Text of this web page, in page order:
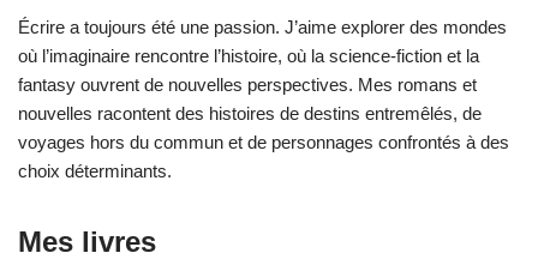
Écrire a toujours été une passion. J’aime explorer des mondes
où l’imaginaire rencontre l’histoire, où la science-fiction et la
fantasy ouvrent de nouvelles perspectives. Mes romans et
nouvelles racontent des histoires de destins entremêlés, de
voyages hors du commun et de personnages confrontés à des
choix déterminants.
Mes livres